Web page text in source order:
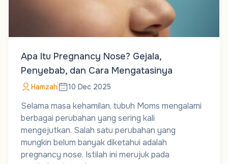
Apa Itu Pregnancy Nose? Gejala,
Penyebab, dan Cara Mengatasinya
Hamzah 10 Dec 2025
Selama masa kehamilan, tubuh Moms mengalami
berbagai perubahan yang sering kali
mengejutkan. Salah satu perubahan yang
mungkin belum banyak diketahui adalah
pregnancy nose. Istilah ini merujuk pada